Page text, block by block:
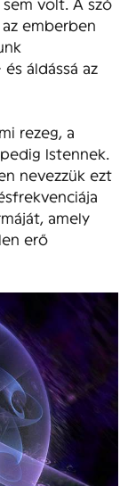
emberben
és áldássá az
rezeg, a
Istennek.
nevezzük ezt
amely
erő